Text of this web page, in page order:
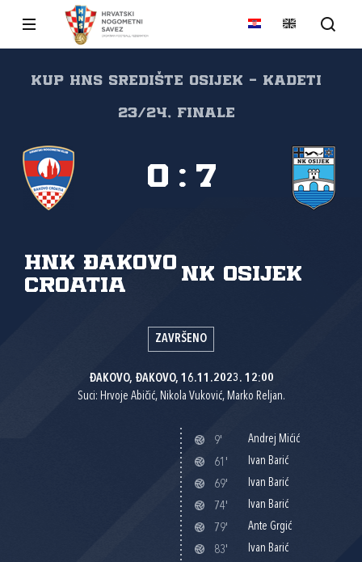
Kup HNS Središte Osijek - kadeti
23/24, Finale
HNK Đakovo
Croatia
NK Osijek
0 : 7
ZAVRŠENO
ĐAKOVO, ĐAKOVO, 16.11.2023. 12:00
Suci: Hrvoje Abičić, Nikola Vuković, Marko Reljan.
9'
Andrej Mićić
61'
Ivan Barić
69'
Ivan Barić
74'
Ivan Barić
79'
Ante Grgić
83'
Ivan Barić